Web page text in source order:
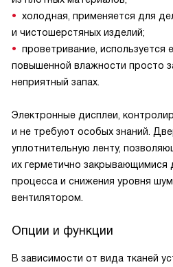
холодная, применяется для
и чистошерстяных изделий;
проветривание, используется
повышенной влажности просто
неприятный запах.
Электронные дисплеи,
и не требуют особых знаний.
уплотнительную ленту,
их герметично закрывающимися
процесса и снижения уровня
вентилятором.
Опции и функции
В зависимости от вида тканей